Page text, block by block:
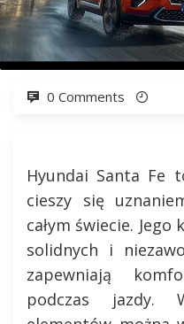
0 Comments
Hyundai Santa Fe
cieszy się
całym świecie.
solidnych i
zapewniają
podczas jazdy.